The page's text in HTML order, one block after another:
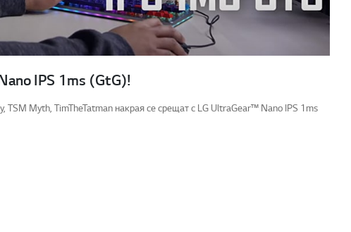
IPS 1ms (GtG)!
TSM Myth, TimTheTatman накрая се срещат с LG UltraGear™ Nano IPS 1ms